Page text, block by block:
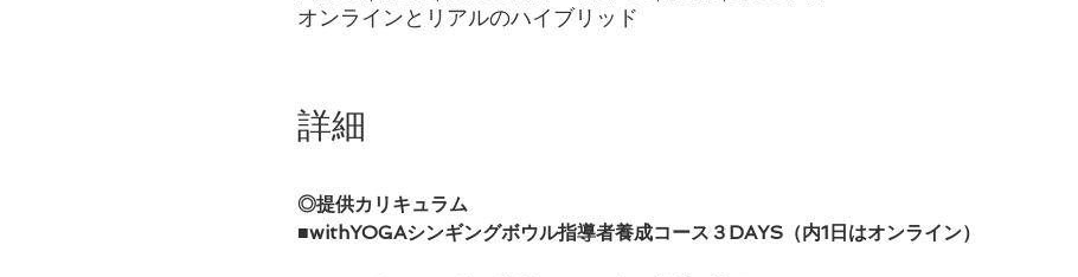
オンラインとリアルのハイブリッド
詳細
◎提供カリキュラム
■withYOGAシンギングボウル指導者養成コース３DAYS（内1日はオンライン）